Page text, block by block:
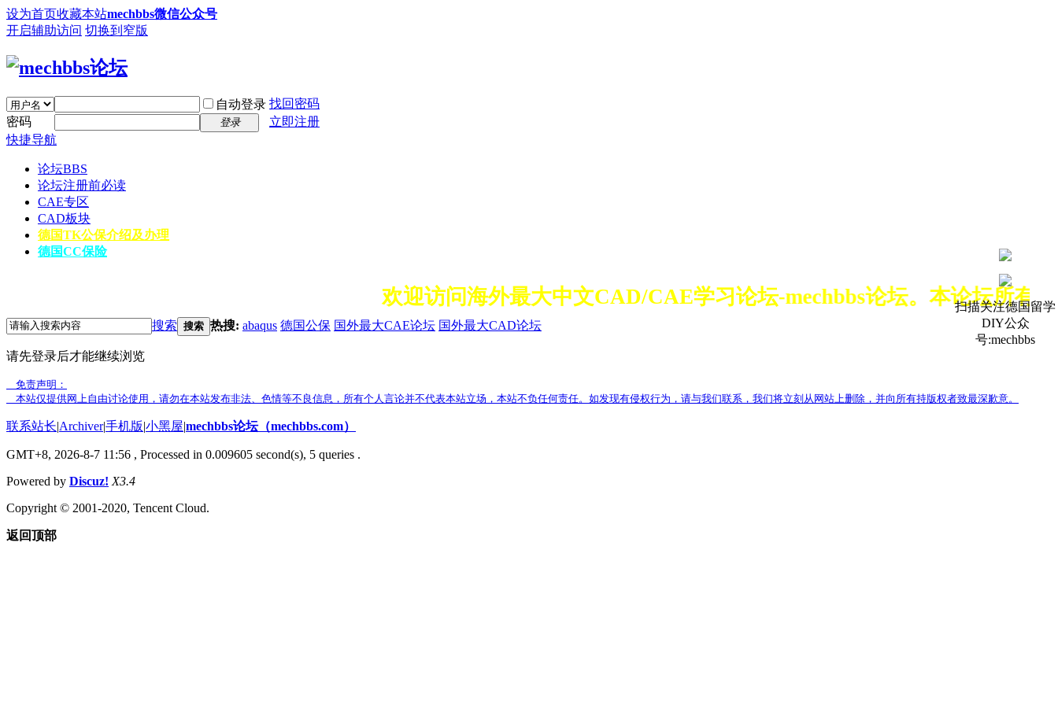
设为首页收藏本站mechbbs微信公众号
开启辅助访问 切换到窄版
自动登录 找回密码
密码
登录
立即注册
快捷导航
论坛BBS
论坛注册前必读
CAE专区
CAD板块
德国TK公保介绍及办理
德国CC保险
欢迎访问海外最大中文CAD/CAE学习论坛-mechbbs论坛。本论坛所有
搜索 搜索 热搜: abaqus 德国公保 国外最大CAE论坛 国外最大CAD论坛
请先登录后才能继续浏览
免责声明：
本站仅提供网上自由讨论使用，请勿在本站发布非法、色情等不良信息，所有个人言论并不代表本站立场，本站不负任何责任。如发现有侵权行为，请与我们联系，我们将立刻从网站上删除，并向所有持版权者致最深歉意。
联系站长|Archiver|手机版|小黑屋|mechbbs论坛（mechbbs.com）
扫描关注德国留学
DIY公众
号:mechbbs
GMT+8, 2026-8-7 11:56 , Processed in 0.009605 second(s), 5 queries .
Powered by Discuz! X3.4
Copyright © 2001-2020, Tencent Cloud.
返回顶部